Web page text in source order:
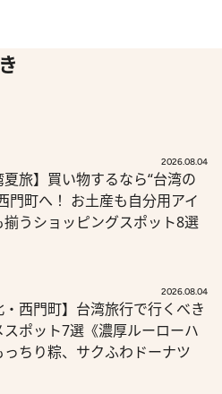
2026.08.04
夏旅】買い物するなら“台湾の
門町へ！ お土産も自分用アイ
揃うショッピングスポット8選
2026.08.04
・西門町】台湾旅行で行くべき
スポット7選《濃厚ルーローハ
っちり粽、サクふわドーナツ